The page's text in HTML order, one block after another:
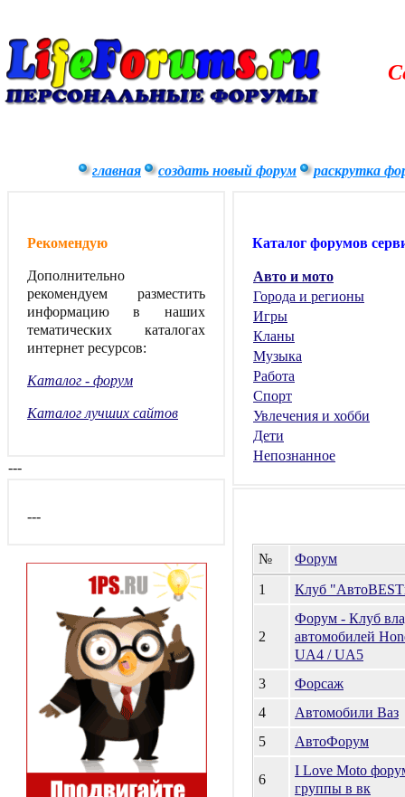
главная создать новый форум раскрутка
Рекомендую
Дополнительно
рекомендуем разместить
информацию в наших
тематических каталогах
интернет ресурсов:
Каталог - форум
Каталог лучших сайтов
---
---
Каталог форумов
Авто и мото
Города и регионы
Игры
Кланы
Музыка
Работа
Спорт
Увлечения и хобби
Дети
Непознанное
№
Форум
1
Клуб
2
Форум - Клуб
автомобилей
UA4 / UA5
3
Форсаж
4
Автомобили Ваз
5
АвтоФорум
6
I Love Moto
группы в вк